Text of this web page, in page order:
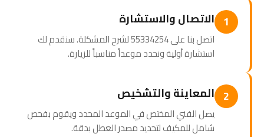
1 الاتصال والاستشارة
اتصل بنا على 55334254 لشرح المشكلة. سنقدم لك
استشارة أولية ونحدد موعداً مناسباً للزيارة.
2 المعاينة والتشخيص
يصل الفني المختص في الموعد المحدد ويقوم بفحص
شامل للمكيف لتحديد مصدر العطل بدقة.